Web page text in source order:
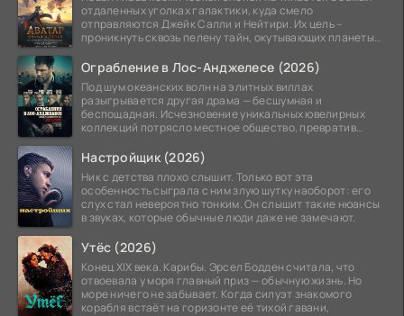
отдаленных уголках галактики, куда смело
отправляются Джейк Салли и Нейтири. Их цель –
проникнуть сквозь пелену тайн, окутывающих планеты
Ограбление в Лос-Анджелесе (2026)
Под шум океанских волн на элитных виллах
разыгрывается другая драма — бесшумная и
беспощадная. Исчезновение уникальных ювелирных
коллекций потрясло местное общество, превратив
Настройщик (2026)
Ник с детства плохо слышит. Только вот эта
особенность сыграла с ним злую шутку наоборот: его
слух стал невероятно тонким. Он слышит такие нюансы
в звуках, которые обычные люди даже не замечают.
Утёс (2026)
Конец XIX века. Карибы. Эрсел Бодден считала, что
отвоевала у моря главный приз — обычную жизнь. Но
море ничего не забывает. Когда силуэт знакомого
корабля встаёт на горизонте её тихой гавани,